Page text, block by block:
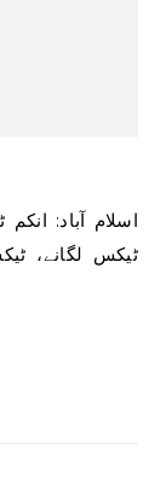
اسلام آباد: انکم ٹیکس کا بجٹ (2023-24) حقیقی آمدنی پر
ٹیکس لگانے،